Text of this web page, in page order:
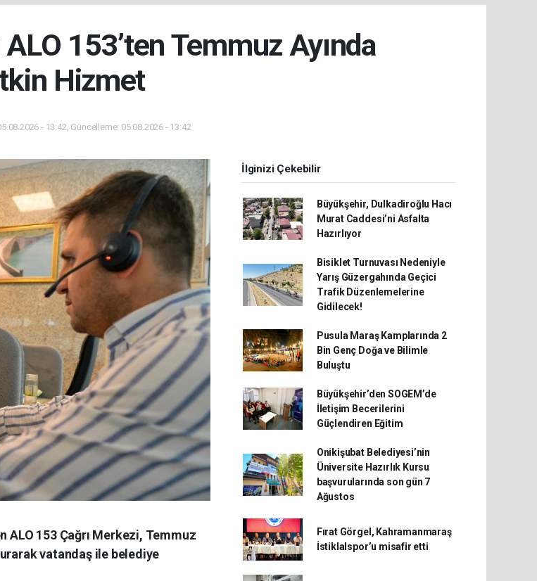
153’ten Temmuz Ayında
Hizmet
- 13:42, Güncelleme: 05.08.2026 - 13:42
ALO 153 Çağrı Merkezi, Temmuz
vatandaş ile belediye
İlginizi Çekebilir
Büyükşehir, Dulkadiroğlu Hacı
Murat Caddesi’ni Asfalta
Hazırlıyor
Bisiklet Turnuvası Nedeniyle
Yarış Güzergahında Geçici
Trafik Düzenlemelerine
Gidilecek!
Pusula Maraş Kamplarında 2
Bin Genç Doğa ve Bilimle
Buluştu
Büyükşehir’den SOGEM’de
İletişim Becerilerini
Güçlendiren Eğitim
Onikişubat Belediyesi’nin
Üniversite Hazırlık Kursu
başvurularında son gün 7
Ağustos
Fırat Görgel, Kahramanmaraş
İstiklalspor’u misafir etti